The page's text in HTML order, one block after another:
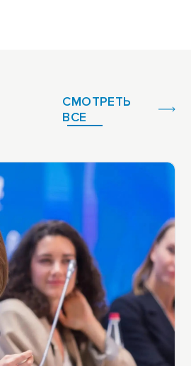
СМОТРЕТЬ
ВСЕ